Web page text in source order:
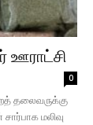
ஊராட்சி
0
தலைவருக்கு
மலிவு